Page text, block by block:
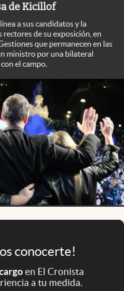
de Kicillof
a sus candidatos y la
de su exposición, en
que permanecen en las
ministro por una bilateral
el campo.
conocerte!
en El Cronista
a tu medida.